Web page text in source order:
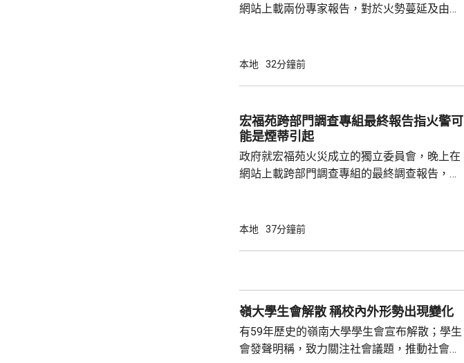
網站上載兩份專家報告，對於火勢蔓延及由此
會自行熄滅，從而避免火勢蔓延，受波及的建
延。 試驗顯示，發泡膠板導致廚房窗失效，廚
房內部溫度升至攝氏340至370度。沒有使用
發泡膠板的內部溫度則維持在100度...
本地 32分鐘前
宏福苑跨部門調查專組最終報告指火警可
能是煙蒂引起
政府就宏福苑火災成立的獨立委員會，晚上在
網站上載跨部門調查專組的最終調查報告，指
高達2米，包括安全網，以及遮蓋窗戶的發泡
火地點的可燃物料。現場並發現兩個煙蒂。 受
火勢蔓延影響，宏福苑共有924個...
本地 37分鐘前
嶺大學生會解散 稱校內外形勢出現變化
有59年歷史的嶺南大學學生會宣布解散；學生
會發聲明稱，致力關注社會議題，推動社會進